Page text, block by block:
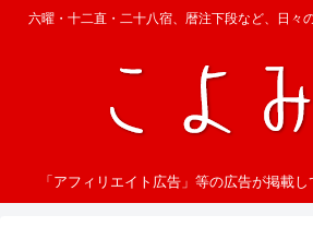
六曜・十二直・二十八宿、暦注下段など、日々
「アフィリエイト広告」等の広告が掲載